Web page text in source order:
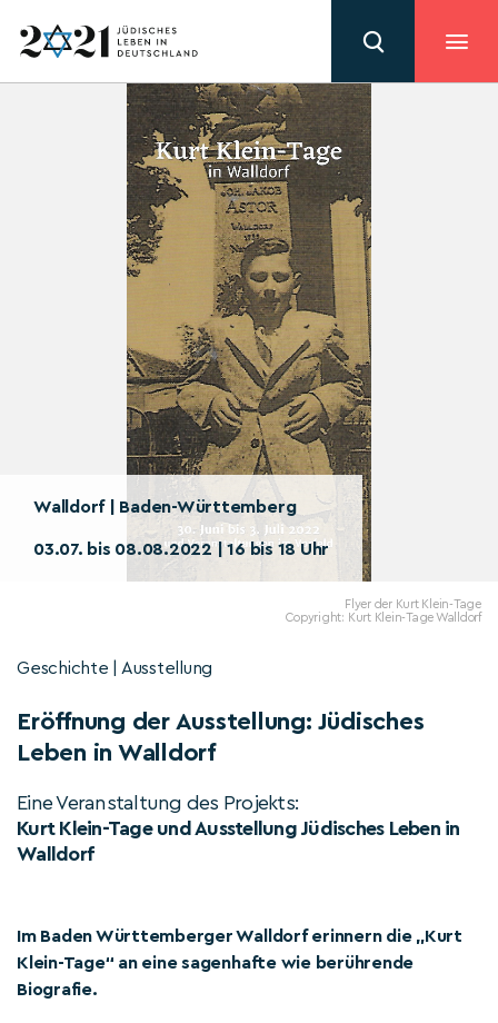
Walldorf | Baden-Württemberg
03.07. bis 08.08.2022 | 16 bis 18 Uhr
Flyer der Kurt Klein-Tage
Copyright: Kurt Klein-Tage Walldorf
Geschichte | Ausstellung
Eröffnung der Ausstellung: Jüdisches
Leben in Walldorf
Eine Veranstaltung des Projekts:
Kurt Klein-Tage und Ausstellung Jüdisches Leben in
Walldorf
Im Baden Württemberger Walldorf erinnern die „Kurt
Klein-Tage“ an eine sagenhafte wie berührende
Biografie.